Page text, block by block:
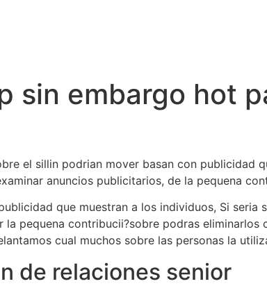
sin embargo hot
el silli­n podri­an mover basan con publicidad
anuncios publicitarios, de la pequena
que muestran a los individuos, Si seri­a
pequena contribucii?sobre podras eliminarlos
cual muchos sobre las personas la
de relaciones senior